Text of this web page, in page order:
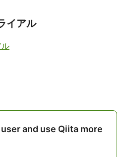
イアル
and use Qiita more